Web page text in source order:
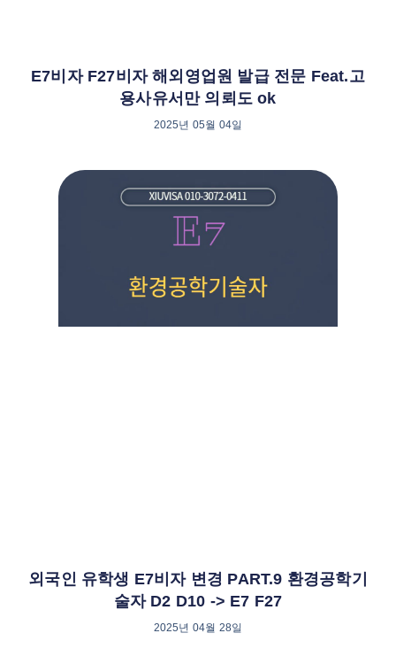
E7비자 F27비자 해외영업원 발급 전문 Feat.고
용사유서만 의뢰도 ok
2025년 05월 04일
외국인 유학생 E7비자 변경 PART.9 환경공학기
술자 D2 D10 -> E7 F27
2025년 04월 28일